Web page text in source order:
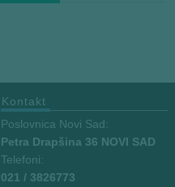
Kontakt
Poslovnica Novi Sad:
Petra Drapšina 36 NOVI SAD
Telefoni:
021 / 3826773